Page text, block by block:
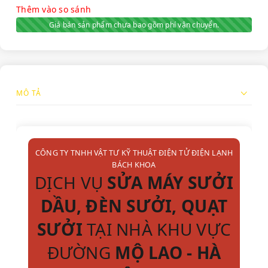
Thêm vào so sánh
Giá bán sản phẩm chưa bao gồm phí vận chuyển.
MÔ TẢ
CÔNG TY TNHH VẬT TƯ KỸ THUẬT ĐIỆN TỬ ĐIỆN LẠNH
BÁCH KHOA
DỊCH VỤ SỬA MÁY SƯỞI
DẦU, ĐÈN SƯỞI, QUẠT
SƯỞI TẠI NHÀ KHU VỰC
ĐƯỜNG MỘ LAO - HÀ